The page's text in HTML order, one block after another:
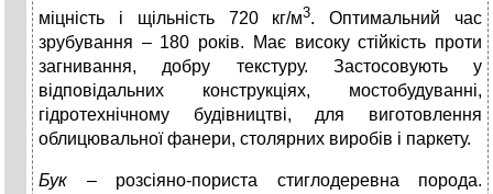
міцність і щільність 720 кг/м3. Оптимальний час
зрубування – 180 років. Має високу стійкість проти
загнивання, добру текстуру. Застосовують у
відповідальних конструкціях, мостобудуванні,
гідротехнічному будівництві, для виготовлення
облицювальної фанери, столярних виробів і паркету.
Бук – розсіяно-пориста стиглодеревна порода.